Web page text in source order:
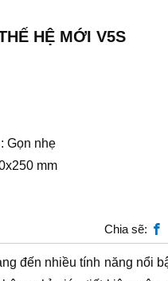
HỆ MỚI V5S
Gọn nhẹ
mm
Chia sẽ:
đến nhiều tính năng nổi